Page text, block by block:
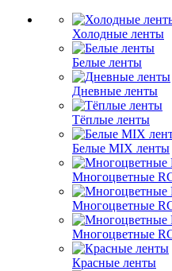
Холодные ленты
Белые ленты
Дневные ленты
Тёплые ленты
Белые MIX ленты
Многоцветные
Многоцветные
Многоцветные
Красные ленты